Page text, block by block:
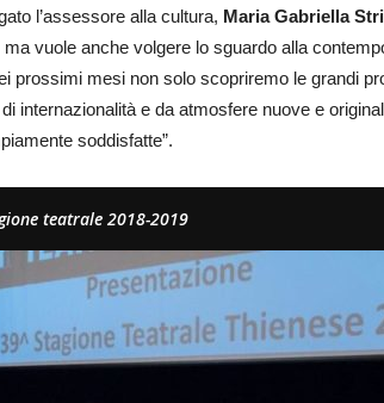
l’assessore alla cultura, Maria Gabriella
vuole anche volgere lo sguardo alla
prossimi mesi non solo scopriremo le grandi
internazionalità e da atmosfere nuove e
soddisfatte”.
teatrale 2018-2019